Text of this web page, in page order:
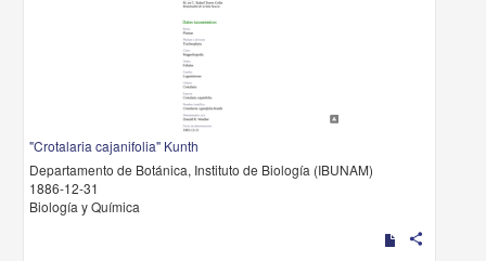
"Crotalaria cajanifolia" Kunth
Departamento de Botánica, Instituto de Biología (IBUNAM)
1886-12-31
Biología y Química
share